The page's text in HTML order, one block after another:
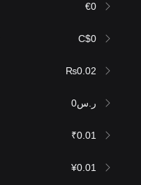
€0
C$0
₨0.02
ر.س0
₹0.01
¥0.01